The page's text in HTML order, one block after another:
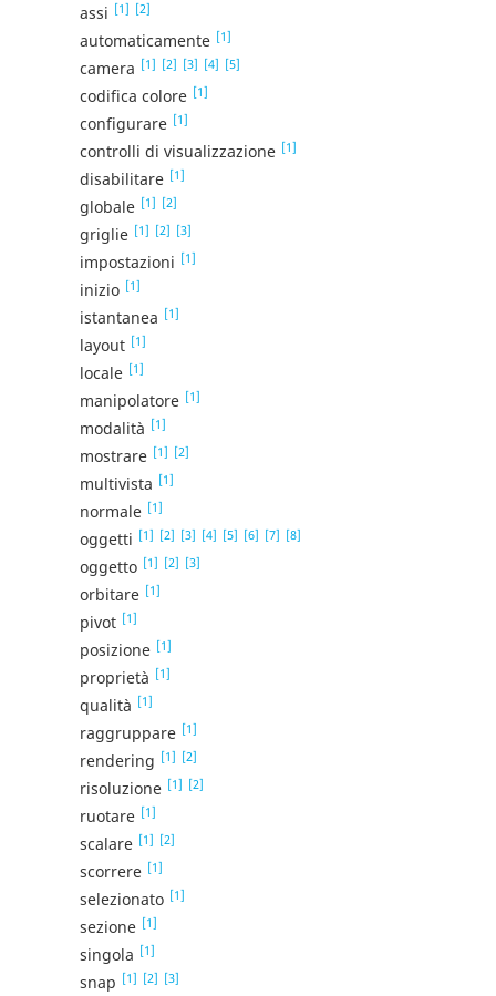
assi [1] [2]
automaticamente [1]
camera [1] [2] [3] [4] [5]
codifica colore [1]
configurare [1]
controlli di visualizzazione [1]
disabilitare [1]
globale [1] [2]
griglie [1] [2] [3]
impostazioni [1]
inizio [1]
istantanea [1]
layout [1]
locale [1]
manipolatore [1]
modalità [1]
mostrare [1] [2]
multivista [1]
normale [1]
oggetti [1] [2] [3] [4] [5] [6] [7] [8]
oggetto [1] [2] [3]
orbitare [1]
pivot [1]
posizione [1]
proprietà [1]
qualità [1]
raggruppare [1]
rendering [1] [2]
risoluzione [1] [2]
ruotare [1]
scalare [1] [2]
scorrere [1]
selezionato [1]
sezione [1]
singola [1]
snap [1] [2] [3]